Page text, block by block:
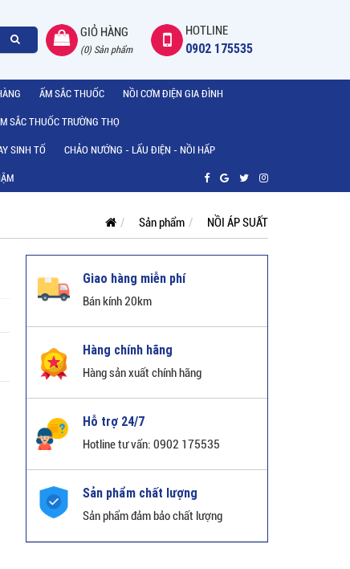
GIỎ HÀNG
(0) Sản phẩm
HOTLINE
0902 175535
ẤM SẮC THUỐC NỒI CƠM ĐIỆN GIA ĐÌNH
SẮC THUỐC TRƯỜNG THỌ
SINH TỐ CHẢO NƯỚNG - LẨU ĐIỆN - NỒI HẤP
Sản phẩm NỒI ÁP SUẤT
Giao hàng miễn phí
Bán kính 20km
Hàng chính hãng
Hàng sản xuất chính hãng
Hỗ trợ 24/7
Hotline tư vấn: 0902 175535
Sản phẩm chất lượng
Sản phẩm đảm bảo chất lượng